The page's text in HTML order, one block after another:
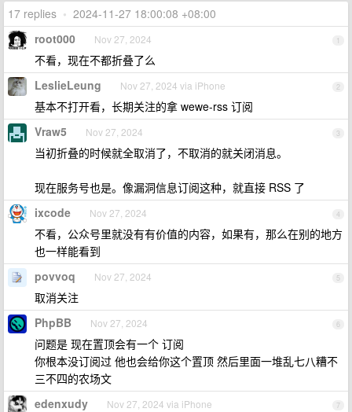
17 replies • 2024-11-27 18:00:08 +08:00
1
root000 Nov 27, 2024
不看，现在不都折叠了么
2
LeslieLeung Nov 27, 2024 via iPhone
基本不打开看，长期关注的拿 wewe-rss 订阅
3
Vraw5 Nov 27, 2024
当初折叠的时候就全取消了，不取消的就关闭消息。
现在服务号也是。像漏洞信息订阅这种，就直接 RSS 了
4
ixcode Nov 27, 2024
不看，公众号里就没有有价值的内容，如果有，那么在别的地方
也一样能看到
5
povvoq Nov 27, 2024
取消关注
6
PhpBB Nov 27, 2024
问题是 现在置顶会有一个 订阅
你根本没订阅过 他也会给你这个置顶 然后里面一堆乱七八糟不
三不四的农场文
7
edenxudy Nov 27, 2024 via iPhone